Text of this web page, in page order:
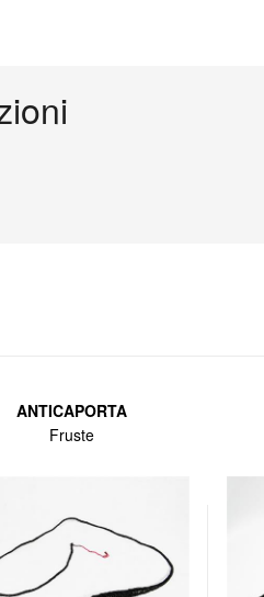
ANTICAPORTA
Fruste